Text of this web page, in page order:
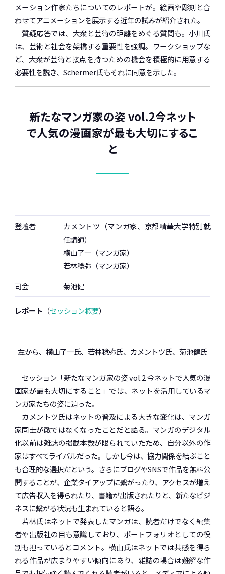
メーション作家たちについてのレポートが。絵画や彫刻と合
わせてアニメーションを展示する近年の試みが紹介された。
質疑応答では、大衆と芸術の距離をめぐる質問も。小川氏
は、芸術と社会を架橋する重要性を強調。ワークショップな
ど、大衆が芸術と接点を持つための機会を積極的に用意する
必要性を説き、Schermer氏もそれに同意を示した。
新たなマンガ家の姿 vol.2今ネット
で人気の漫画家が最も大切にするこ
と
登壇者
カメントツ（マンガ家、京都精華大学特別就
任講師）
横山了一（マンガ家）
若林稔弥（マンガ家）
司会
菊池健
レポート （セッション概要）
左から、横山了一氏、若林稔弥氏、カメントツ氏、菊池健氏
セッション「新たなマンガ家の姿 vol.2 今ネットで人気の漫
画家が最も大切にすること」では、ネットを活用しているマ
ンガ家たちの姿に迫った。
カメントツ氏はネットの普及による大きな変化は、マンガ
家同士が敵ではなくなったことだと語る。マンガのデジタル
化以前は雑誌の掲載本数が限られていたため、自分以外の作
家はすべてライバルだった。しかし今は、協力関係を結ぶこと
も合理的な選択だという。さらにブログやSNSで作品を無料公
開することが、企業タイアップに繋がったり、アクセスが増え
て広告収入を得られたり、書籍が出版されたりと、新たなビジ
ネスに繋がる状況も生まれていると語る。
若林氏はネットで発表したマンガは、読者だけでなく編集
者や出版社の目も意識しており、ポートフォリオとしての役
割も担っているとコメント。横山氏はネットでは共感を得ら
れる作品が広まりやすい傾向にあり、雑誌の場合は難解な作